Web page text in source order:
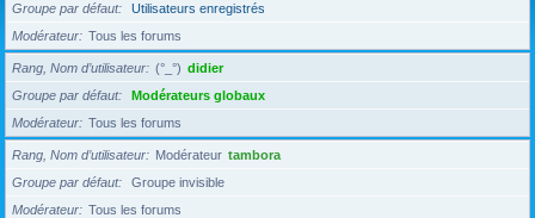
Groupe par défaut
Utilisateurs enregistrés
Modérateur
Tous les forums
Rang, Nom d’utilisateur (°_°) didier
Groupe par défaut
Modérateurs globaux
Modérateur
Tous les forums
Rang, Nom d’utilisateur Modérateur tambora
Groupe par défaut
Groupe invisible
Modérateur
Tous les forums